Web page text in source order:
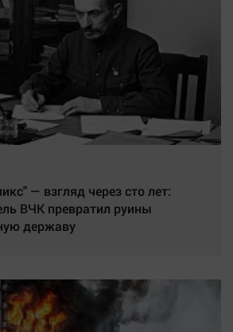
— взгляд через сто лет:
ВЧК превратил руины
державу